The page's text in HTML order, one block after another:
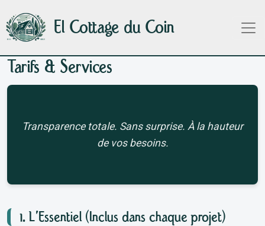
El Cottage du Coin
Tarifs & Services
Transparence totale. Sans surprise. À la hauteur
de vos besoins.
1. L'Essentiel (Inclus dans chaque projet)